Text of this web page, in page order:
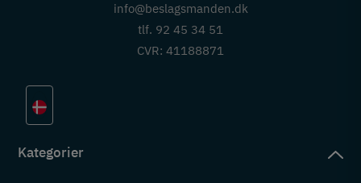
info@beslagsmanden.dk
tlf. 92 45 34 51
CVR: 41188871
Kategorier